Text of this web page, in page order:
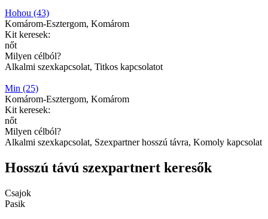
Hohou (43)
Komárom-Esztergom, Komárom
Kit keresek:
nőt
Milyen célból?
Alkalmi szexkapcsolat, Titkos kapcsolatot
Min (25)
Komárom-Esztergom, Komárom
Kit keresek:
nőt
Milyen célból?
Alkalmi szexkapcsolat, Szexpartner hosszú távra, Komoly kapcsolat
Hosszú távú szexpartnert keresők
Csajok
Pasik